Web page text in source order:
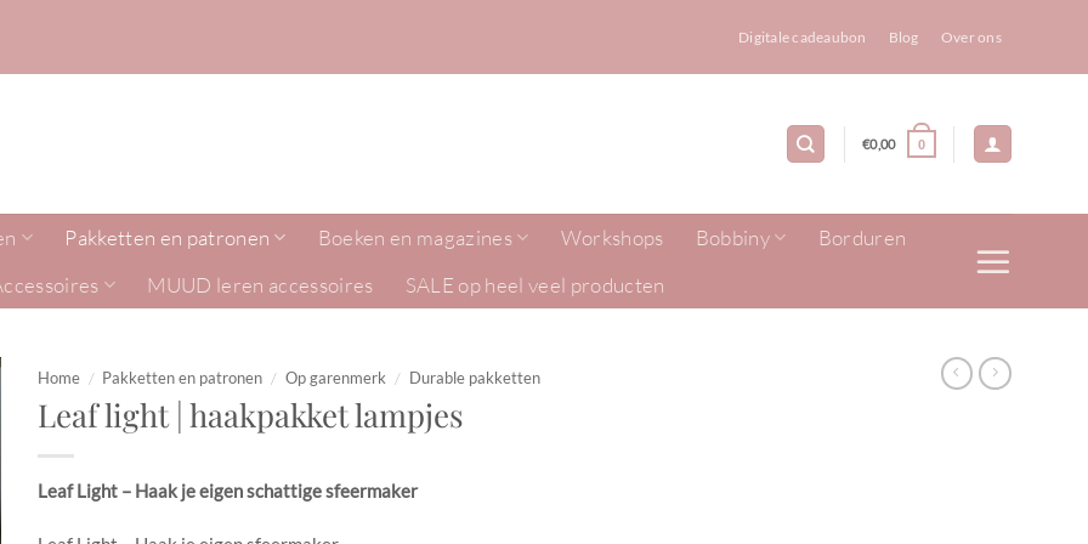
Digitale cadeaubon Blog Over ons
€0,00 0
Pakketten en patronen Boeken en magazines Workshops Bobbiny
Borduren
MUUD leren accessoires SALE op heel veel producten
Home / Pakketten en patronen / Op garenmerk / Durable pakketten
Leaf light | haakpakket lampjes
Leaf Light – Haak je eigen schattige sfeermaker